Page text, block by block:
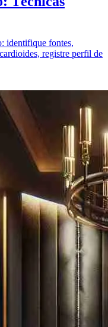
identifique fontes,
registre perfil de